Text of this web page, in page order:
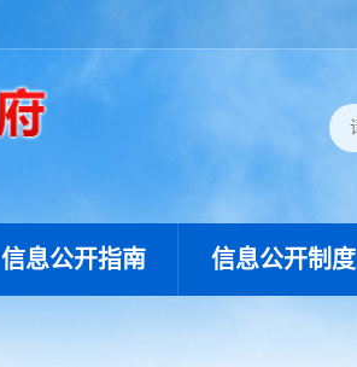
信息公开指南 信息公开制度